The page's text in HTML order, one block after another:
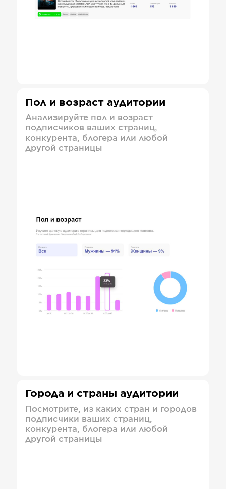
Пол и возраст аудитории
Анализируйте пол и возраст
подписчиков ваших страниц,
конкурента, блогера или любой
другой страницы
Города и страны аудитории
Посмотрите, из каких стран и городов
подписчики ваших страниц,
конкурента, блогера или любой
другой страницы